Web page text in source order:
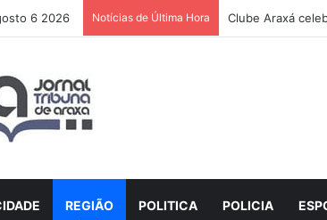
6 2026 Notícias de Última Hora AIA realiza
REGIÃO POLITICA POLICIA